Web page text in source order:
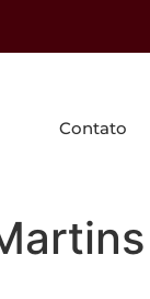
Contato